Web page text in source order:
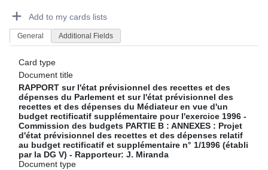
Add to my cards lists
General Additional Fields
Card type
Document title
RAPPORT sur l'état prévisionnel des recettes et des
dépenses du Parlement et sur l'état prévisionnel des
recettes et des dépenses du Médiateur en vue d'un
budget rectificatif supplémentaire pour l'exercice 1996 -
Commission des budgets PARTIE B : ANNEXES : Projet
d'état prévisionnel des recettes et des dépenses relatif
au budget rectificatif et supplémentaire n° 1/1996 (établi
par la DG V) - Rapporteur: J. Miranda
Document type